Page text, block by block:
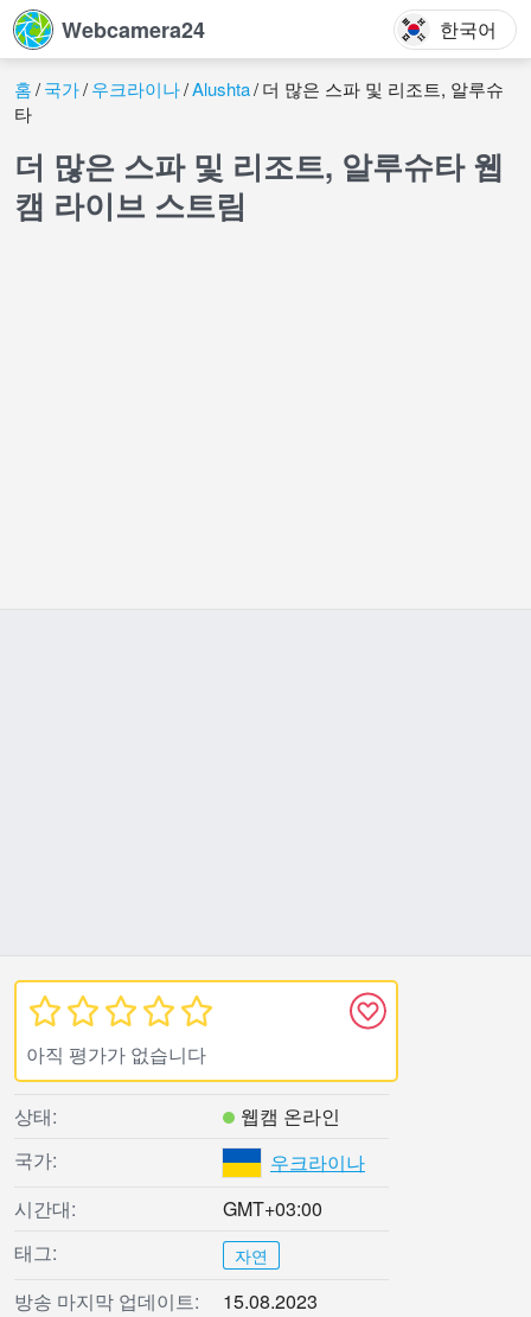
Webcamera24 한국어
홈 국가 우크라이나 Alushta 더 많은 스파 및 리조트, 알루슈
타
더 많은 스파 및 리조트, 알루슈타 웹
캠 라이브 스트림
아직 평가가 없습니다
상태:
웹캠 온라인
국가:
우크라이나
시간대:
GMT+03:00
태그:
자연
방송 마지막 업데이트:
15.08.2023